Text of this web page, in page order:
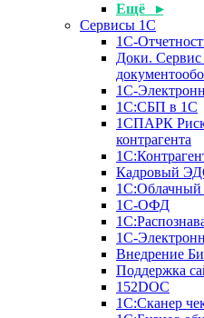
Ещё ▸
Сервисы 1С
1С-
Доки. Сервис
1С-
1С:СБП в 1С
1СПАРК
контрагента
Кадровый
1С:Облачный
1С-ОФД
1С-
Внедрение
Поддержка
152DOC
1С:Сканер